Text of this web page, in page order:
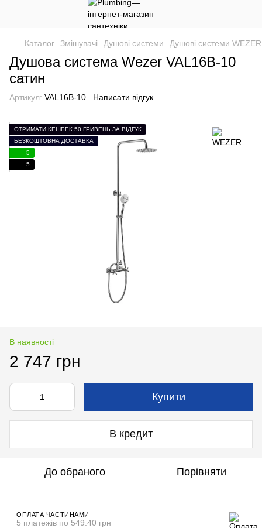
Каталог Змішувачі Душові системи Душові системи WEZER
Душова система Wezer VAL16B-10
сатин
Артикул: VAL16B-10 Написати відгук
ОТРИМАТИ КЕШБЕК 50 ГРИВЕНЬ ЗА ВІДГУК
БЕЗКОШТОВНА ДОСТАВКА
5
5
В наявності
2 747 грн
Купити
В кредит
До обраного Порівняти
ОПЛАТА ЧАСТИНАМИ
5 платежів по 549.40 грн